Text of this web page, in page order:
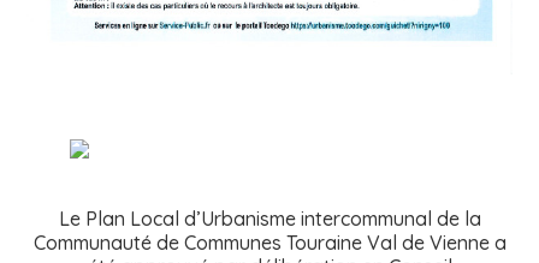
Le Plan Local d’Urbanisme intercommunal de la
Communauté de Communes Touraine Val de Vienne a